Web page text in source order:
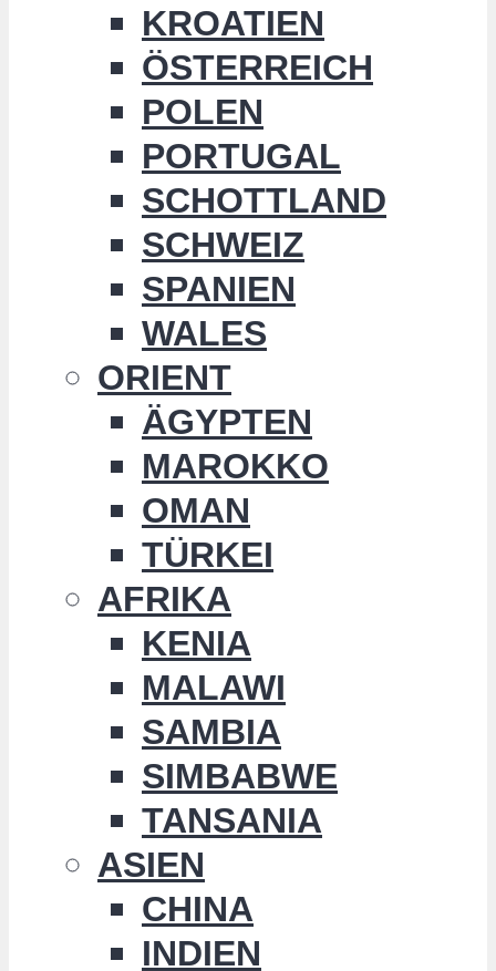
KROATIEN
ÖSTERREICH
POLEN
PORTUGAL
SCHOTTLAND
SCHWEIZ
SPANIEN
WALES
ORIENT
ÄGYPTEN
MAROKKO
OMAN
TÜRKEI
AFRIKA
KENIA
MALAWI
SAMBIA
SIMBABWE
TANSANIA
ASIEN
CHINA
INDIEN